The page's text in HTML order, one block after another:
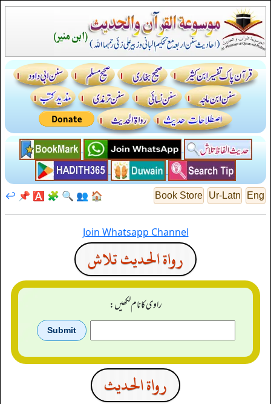
Eng
Ur-Latn
Book Store
🏠
👥
🔍
🧩
🅰️
📌
↩️
Join Whatsapp Channel
رواة الحديث تلاش
راوی کا نام لکھیں:
رواة الحدیث